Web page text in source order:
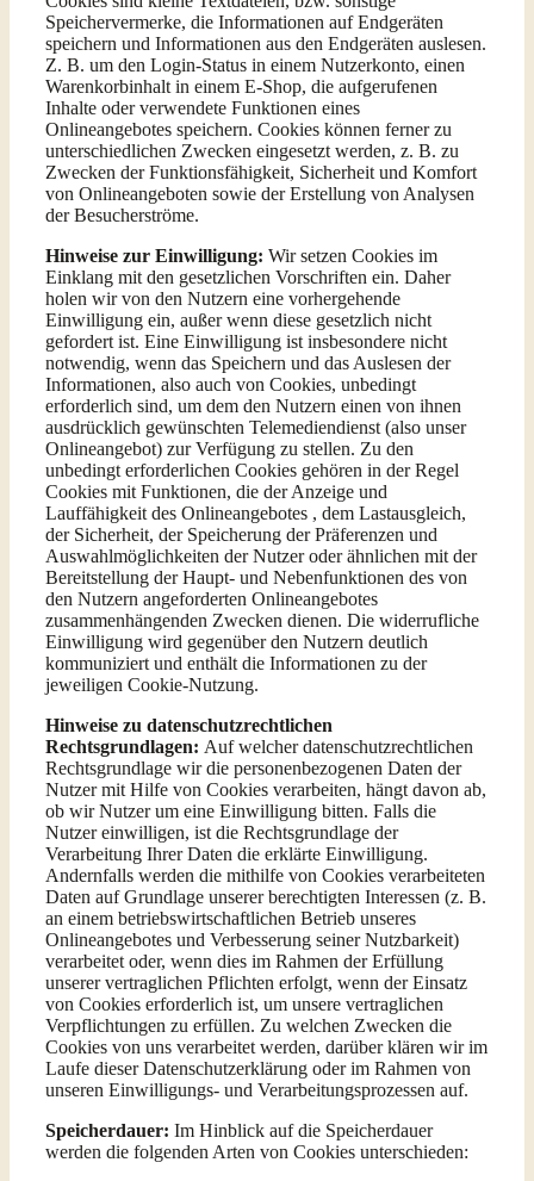
Speichervermerke, die Informationen auf Endgeräten
speichern und Informationen aus den Endgeräten auslesen.
Z. B. um den Login-Status in einem Nutzerkonto, einen
Warenkorbinhalt in einem E-Shop, die aufgerufenen
Inhalte oder verwendete Funktionen eines
Onlineangebotes speichern. Cookies können ferner zu
unterschiedlichen Zwecken eingesetzt werden, z. B. zu
Zwecken der Funktionsfähigkeit, Sicherheit und Komfort
von Onlineangeboten sowie der Erstellung von Analysen
der Besucherströme.
Hinweise zur Einwilligung: Wir setzen Cookies im
Einklang mit den gesetzlichen Vorschriften ein. Daher
holen wir von den Nutzern eine vorhergehende
Einwilligung ein, außer wenn diese gesetzlich nicht
gefordert ist. Eine Einwilligung ist insbesondere nicht
notwendig, wenn das Speichern und das Auslesen der
Informationen, also auch von Cookies, unbedingt
erforderlich sind, um dem den Nutzern einen von ihnen
ausdrücklich gewünschten Telemediendienst (also unser
Onlineangebot) zur Verfügung zu stellen. Zu den
unbedingt erforderlichen Cookies gehören in der Regel
Cookies mit Funktionen, die der Anzeige und
Lauffähigkeit des Onlineangebotes , dem Lastausgleich,
der Sicherheit, der Speicherung der Präferenzen und
Auswahlmöglichkeiten der Nutzer oder ähnlichen mit der
Bereitstellung der Haupt- und Nebenfunktionen des von
den Nutzern angeforderten Onlineangebotes
zusammenhängenden Zwecken dienen. Die widerrufliche
Einwilligung wird gegenüber den Nutzern deutlich
kommuniziert und enthält die Informationen zu der
jeweiligen Cookie-Nutzung.
Hinweise zu datenschutzrechtlichen
Rechtsgrundlagen: Auf welcher datenschutzrechtlichen
Rechtsgrundlage wir die personenbezogenen Daten der
Nutzer mit Hilfe von Cookies verarbeiten, hängt davon ab,
ob wir Nutzer um eine Einwilligung bitten. Falls die
Nutzer einwilligen, ist die Rechtsgrundlage der
Verarbeitung Ihrer Daten die erklärte Einwilligung.
Andernfalls werden die mithilfe von Cookies verarbeiteten
Daten auf Grundlage unserer berechtigten Interessen (z. B.
an einem betriebswirtschaftlichen Betrieb unseres
Onlineangebotes und Verbesserung seiner Nutzbarkeit)
verarbeitet oder, wenn dies im Rahmen der Erfüllung
unserer vertraglichen Pflichten erfolgt, wenn der Einsatz
von Cookies erforderlich ist, um unsere vertraglichen
Verpflichtungen zu erfüllen. Zu welchen Zwecken die
Cookies von uns verarbeitet werden, darüber klären wir im
Laufe dieser Datenschutzerklärung oder im Rahmen von
unseren Einwilligungs- und Verarbeitungsprozessen auf.
Speicherdauer: Im Hinblick auf die Speicherdauer
werden die folgenden Arten von Cookies unterschieden: